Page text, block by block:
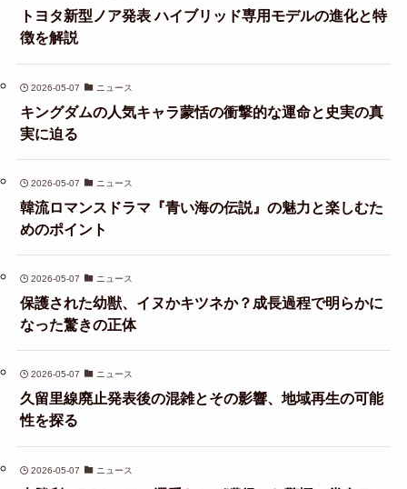
トヨタ新型ノア発表 ハイブリッド専用モデルの進化と特
徴を解説
2026-05-07 ニュース
キングダムの人気キャラ蒙恬の衝撃的な運命と史実の真
実に迫る
2026-05-07 ニュース
韓流ロマンスドラマ『青い海の伝説』の魅力と楽しむた
めのポイント
2026-05-07 ニュース
保護された幼獣、イヌかキツネか？成長過程で明らかに
なった驚きの正体
2026-05-07 ニュース
久留里線廃止発表後の混雑とその影響、地域再生の可能
性を探る
2026-05-07 ニュース